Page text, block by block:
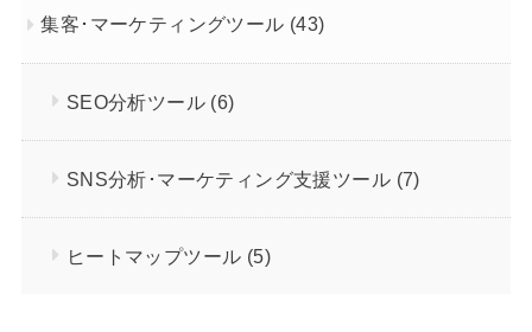
集客･マーケティングツール (43)
SEO分析ツール (6)
SNS分析･マーケティング支援ツール (7)
ヒートマップツール (5)